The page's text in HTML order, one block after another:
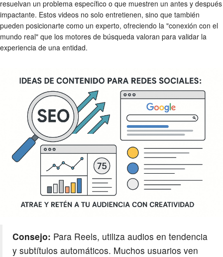
resuelvan un problema específico o que muestren un antes y después
impactante. Estos videos no solo entretienen, sino que también
pueden posicionarte como un experto, ofreciendo la "conexión con el
mundo real" que los motores de búsqueda valoran para validar la
experiencia de una entidad.
Consejo: Para Reels, utiliza audios en tendencia
y subtítulos automáticos. Muchos usuarios ven